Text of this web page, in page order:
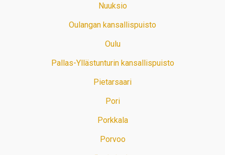
Nuuksio
Oulangan kansallispuisto
Oulu
Pallas-Yllästunturin kansallispuisto
Pietarsaari
Pori
Porkkala
Porvoo